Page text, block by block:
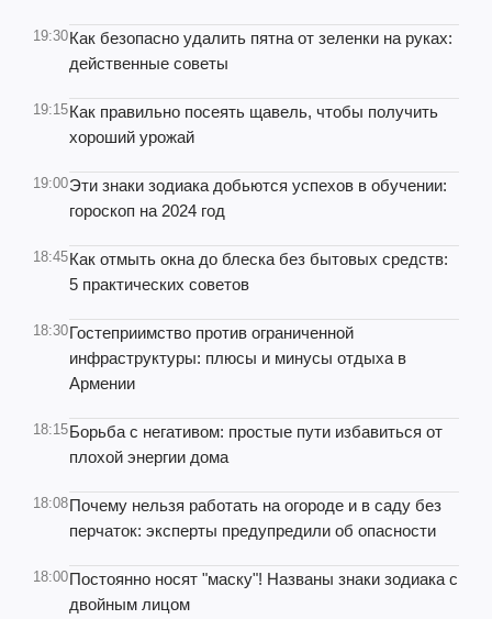
19:30Как безопасно удалить пятна от зеленки на руках:
действенные советы
19:15Как правильно посеять щавель, чтобы получить
хороший урожай
19:00Эти знаки зодиака добьются успехов в обучении:
гороскоп на 2024 год
18:45Как отмыть окна до блеска без бытовых средств:
5 практических советов
18:30Гостеприимство против ограниченной
инфраструктуры: плюсы и минусы отдыха в
Армении
18:15Борьба с негативом: простые пути избавиться от
плохой энергии дома
18:08Почему нельзя работать на огороде и в саду без
перчаток: эксперты предупредили об опасности
18:00Постоянно носят "маску"! Названы знаки зодиака с
двойным лицом